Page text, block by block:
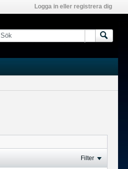
Logga in eller registrera dig
Filter